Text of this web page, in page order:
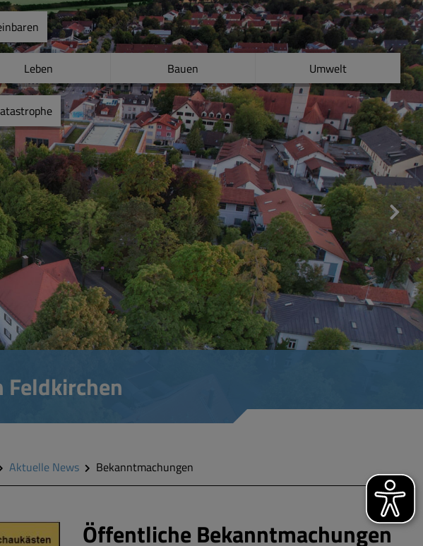
Leben Bauen Umwelt
Aktuelle News Bekanntmachungen
Öffentliche Bekanntmachungen